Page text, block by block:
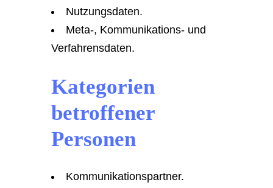
Nutzungsdaten.
Meta-, Kommunikations- und
Verfahrensdaten.
Kategorien
betroffener
Personen
Kommunikationspartner.